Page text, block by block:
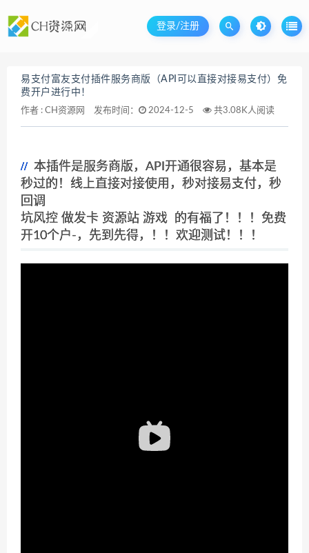
登录/注册
易支付富友支付插件服务商版（API可以直接对接易支付）免
费开户进行中！
作者 : CH资源网 发布时间： 2024-12-5 共3.08K人阅读
本插件是服务商版，API开通很容易，基本是
秒过的！线上直接对接使用，秒对接易支付，秒
回调
坑风控 做发卡 资源站 游戏 的有福了！！！免费
开10个户-，先到先得，！！欢迎测试！！
！